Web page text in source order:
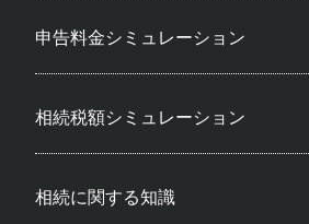
申告料金シミュレーション
相続税額シミュレーション
相続に関する知識